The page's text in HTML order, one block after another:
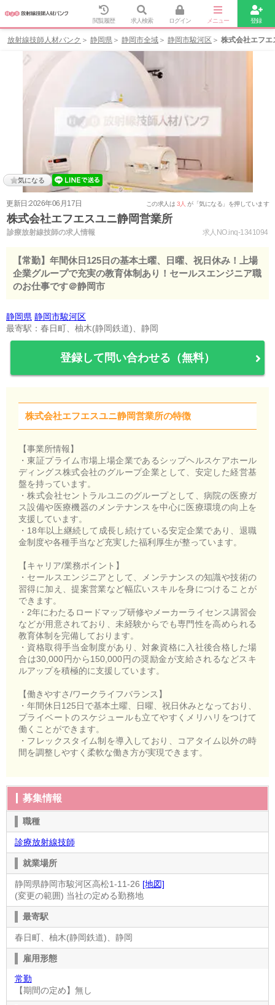
閲覧履歴 求人検索 ログイン メニュー 登録
放射線技師人材バンク 静岡県 静岡市全域 静岡市駿河区 株式会社エフエ
気になる
更新日:2026年06月17日 この求人は 3人 が「気になる」を押しています
株式会社エフエスユニ静岡営業所
診療放射線技師の求人情報 求人NO.inq-1341094
【常勤】年間休日125日の基本土曜、日曜、祝日休み！上場
企業グループで充実の教育体制あり！セールスエンジニア職
のお仕事です＠静岡市
静岡県 静岡市駿河区
最寄駅：春日町、柚木(静岡鉄道)、静岡
登録して問い合わせる（無料）
株式会社エフエスユニ静岡営業所の特徴
【事業所情報】
・東証プライム市場上場企業であるシップヘルスケアホール
ディングス株式会社のグループ企業として、安定した経営基
盤を持っています。
・株式会社セントラルユニのグループとして、病院の医療ガ
ス設備や医療機器のメンテナンスを中心に医療環境の向上を
支援しています。
・18年以上継続して成長し続けている安定企業であり、退職
金制度や各種手当など充実した福利厚生が整っています。
【キャリア/業務ポイント】
・セールスエンジニアとして、メンテナンスの知識や技術の
習得に加え、提案営業など幅広いスキルを身につけることが
できます。
・2年にわたるロードマップ研修やメーカーライセンス講習会
などが用意されており、未経験からでも専門性を高められる
教育体制を完備しております。
・資格取得手当金制度があり、対象資格に入社後合格した場
合は30,000円から150,000円の奨励金が支給されるなどスキ
ルアップを積極的に支援しています。
【働きやすさ/ワークライフバランス】
・年間休日125日で基本土曜、日曜、祝日休みとなっており、
プライベートのスケジュールも立てやすくメリハリをつけて
働くことができます。
・フレックスタイム制を導入しており、コアタイム以外の時
間を調整しやすく柔軟な働き方が実現できます。
募集情報
職種
診療放射線技師
就業場所
静岡県静岡市駿河区高松1-11-26 [地図]
(変更の範囲) 当社の定める勤務地
最寄駅
春日町、柚木(静岡鉄道)、静岡
雇用形態
常勤
【期間の定め】無し